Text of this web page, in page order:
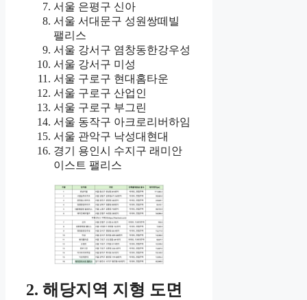
서울 은평구 신아
서울 서대문구 성원쌍떼빌
팰리스
서울 강서구 염창동한강우성
서울 강서구 미성
서울 구로구 현대홈타운
서울 구로구 산업인
서울 구로구 부그린
서울 동작구 아크로리버하임
서울 관악구 낙성대현대
경기 용인시 수지구 래미안
이스트 팰리스
2. 해당지역 지형 도면